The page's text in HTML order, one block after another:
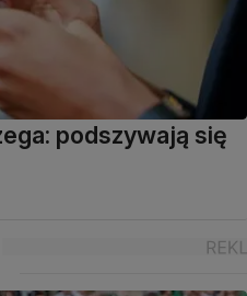
podszywają się